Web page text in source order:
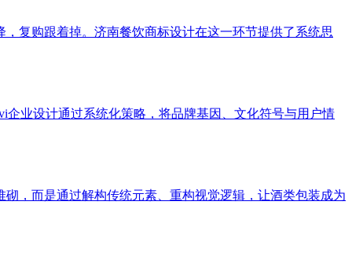
复购跟着掉。济南餐饮商标设计在这一环节提供了系统思
业设计通过系统化策略，将品牌基因、文化符号与用户情
，而是通过解构传统元素、重构视觉逻辑，让酒类包装成为